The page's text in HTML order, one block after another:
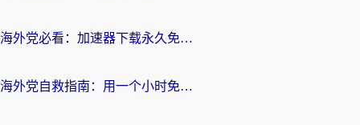
海外党必看：加速器下载永久免费版真的存在吗？教你无缝访问国内资源的正确姿势
海外党自救指南：用一个小时免费加速器，轻松打破国内资源访问壁垒？